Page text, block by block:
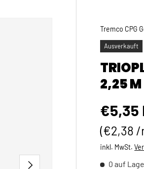
NÄCHSTE
Tremco CPG
Ausverkauft
2,25 M
€5,35
€2,38 /
inkl. MwSt.
0 auf